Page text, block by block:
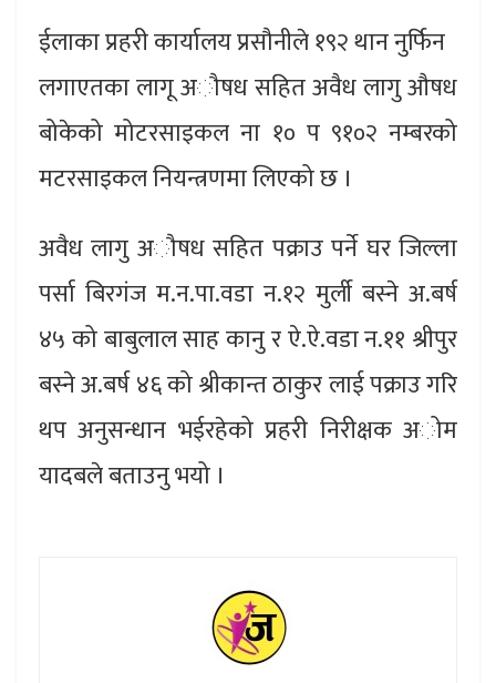
ईलाका प्रहरी कार्यालय प्रसौनीले १९२ थान नुर्फिन
लगाएतका लागू अौषध सहित अवैध लागु औषध
बोकेको मोटरसाइकल ना १० प ९१०२ नम्बरको
मटरसाइकल नियन्त्रणमा लिएको छ ।
अवैध लागु अौषध सहित पक्राउ पर्ने घर जिल्ला
पर्सा बिरगंज म.न.पा.वडा न.१२ मुर्ली बस्ने अ.बर्ष
४५ को बाबुलाल साह कानु र ऐ.ऐ.वडा न.११ श्रीपुर
बस्ने अ.बर्ष ४६ को श्रीकान्त ठाकुर लाई पक्राउ गरि
थप अनुसन्धान भईरहेको प्रहरी निरीक्षक अोम
यादबले बताउनु भयो ।